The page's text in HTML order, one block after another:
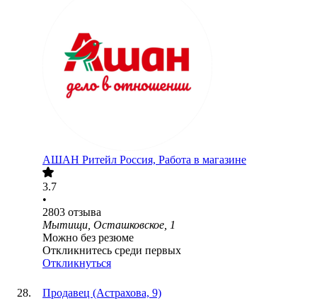
АШАН Ритейл Россия, Работа в магазине
3.7
•
2803 отзыва
Мытищи, Осташковское, 1
Можно без резюме
Откликнитесь среди первых
Откликнуться
Продавец (Астрахова, 9)